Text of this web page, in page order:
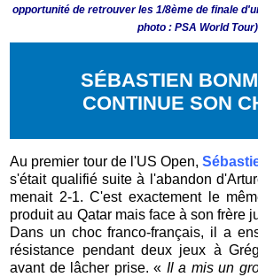
opportunité de retrouver les 1/8ème de finale
photo : PSA World Tour)
SÉBASTIEN
CONTINUE SON
Au premier tour de l'US Open,
s'était qualifié suite à l'abandon
menait 2-1. C'est exactement le
produit au Qatar mais face à son frère
Dans un choc franco-français, il a
résistance pendant deux jeux à
avant de lâcher prise. « Il a mis un